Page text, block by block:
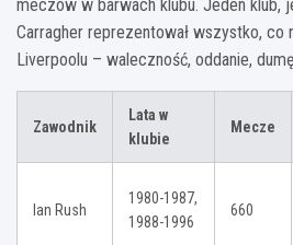
meczów w barwach klubu. Jeden klub,
Carragher reprezentował wszystko, co
Liverpoolu – waleczność, oddanie,
Zawodnik
Lata w
klubie
Mecze
Ian Rush
1980-1987,
1988-1996
660